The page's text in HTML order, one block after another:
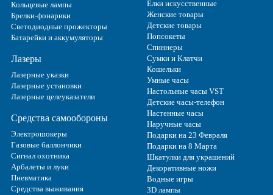
Кольцевые лампы
Брелки-фонарики
Светодиодные прожекторы
Батарейки и аккумуляторы
Лазеры
Лазерные указки
Лазерные установки
Лазерные целеуказатели
Средства самообороны
Электрошокеры
Газовые баллончики
Сигнал охотника
Арбалеты и луки
Пневматика
Средства выживания
Ёлки искусственные
Женские товары
Детские товары
Попсокеты
Спиннеры
Сумки и Клатчи
Кошельки
Умные часы
Настольные часы VST
Детские часы-телефон
Настенные часы
Наручные часы
Подарки на 23 Февраля
Подарки на 8 Марта
Шкатулки для украшений
Декоративные ножи
Водные игры
3D лампы